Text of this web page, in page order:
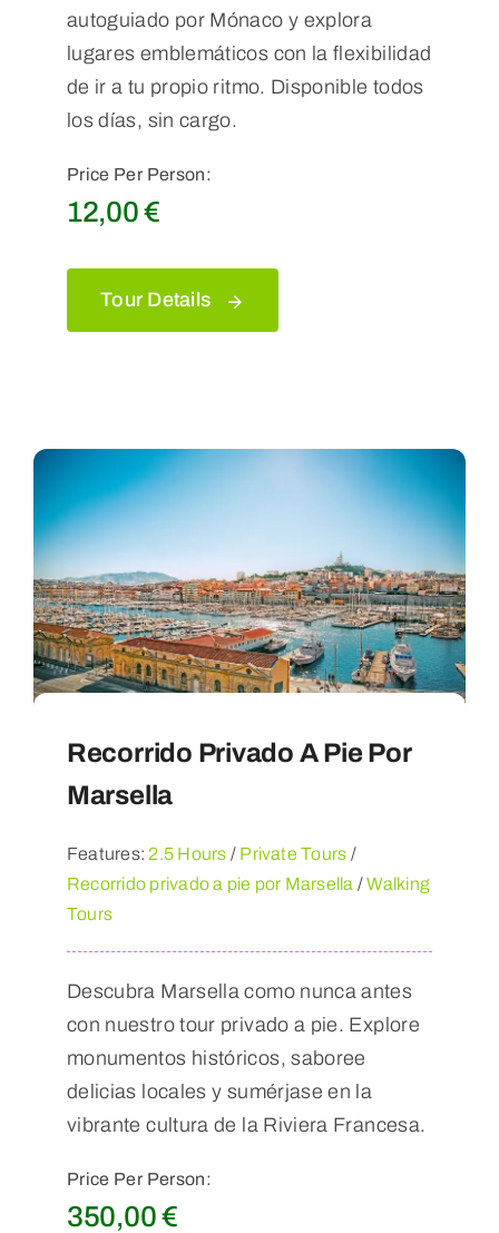
autoguiado por Mónaco y explora
lugares emblemáticos con la flexibilidad
de ir a tu propio ritmo. Disponible todos
los días, sin cargo.
Price Per Person:
12,00€
Tour Details
Recorrido Privado A Pie Por
Marsella
Features: 2.5 Hours / Private Tours /
Recorrido privado a pie por Marsella /Walking
Tours
Descubra Marsella como nunca antes
con nuestro tour privado a pie. Explore
monumentos históricos, saboree
delicias locales y sumérjase en la
vibrante cultura de la Riviera Francesa.
Price Per Person:
350,00€